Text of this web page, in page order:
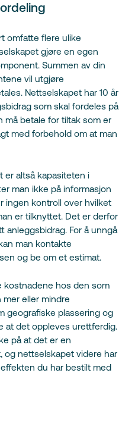
omfatte flere ulike
gjøre en egen
Summen av din
vil utgjøre
Nettselskapet har 10 år
som skal fordeles på
må betale for tiltak som er
med forbehold om at man
er altså kapasiteten i
man ikke på informasjon
ingen kontroll over hvilket
er tilknyttet. Det er derfor
anleggsbidrag. For å unngå
man kontakte
og be om et estimat.
kostnadene hos den som
eller mindre
geografiske plassering og
at det oppleves urettferdig.
på at det er en
og nettselskapet videre har
du har bestilt med